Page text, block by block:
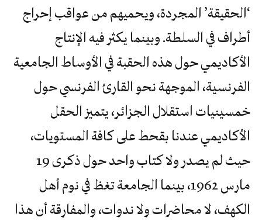
‘الحقيقة’ المجردة، ويحميهم من عواقب إحراج
أطراف في السلطة. وبينما يكثر فيه الإنتاج
الأكاديمي حول هذه الحقبة في الأوساط الجامعية
الفرنسية، الموجهة نحو القارئ الفرنسي حول
خمسينيات استقلال الجزائر، يتميز الحقل
الأكاديمي عندنا بقحط على كافة المستويات،
حيث لم يصدر ولا كتاب واحد حول ذكرى 19
مارس 1962، بينما الجامعة تغظ في نوم أهل
الكهف، لا محاضرات ولا ندوات، والمفارقة أن هذا